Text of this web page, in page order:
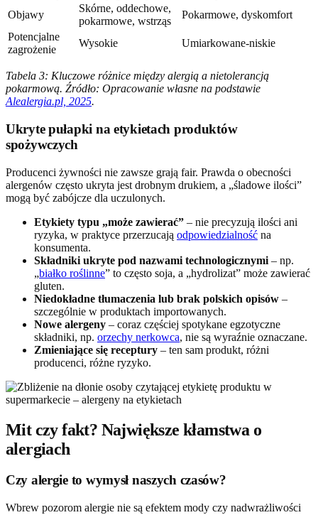
Objawy
Skórne, oddechowe,
pokarmowe, wstrząs
Pokarmowe, dyskomfort
Potencjalne
zagrożenie
Wysokie Umiarkowane-niskie
Tabela 3: Kluczowe różnice między alergią a nietolerancją
pokarmową. Źródło: Opracowanie własne na podstawie
Alealergia.pl, 2025.
Ukryte pułapki na etykietach produktów
spożywczych
Producenci żywności nie zawsze grają fair. Prawda o obecności
alergenów często ukryta jest drobnym drukiem, a „śladowe ilości”
mogą być zabójcze dla uczulonych.
Etykiety typu „może zawierać” – nie precyzują ilości ani
ryzyka, w praktyce przerzucają odpowiedzialność na
konsumenta.
Składniki ukryte pod nazwami technologicznymi – np.
„białko roślinne” to często soja, a „hydrolizat” może zawierać
gluten.
Niedokładne tłumaczenia lub brak polskich opisów –
szczególnie w produktach importowanych.
Nowe alergeny – coraz częściej spotykane egzotyczne
składniki, np. orzechy nerkowca, nie są wyraźnie oznaczane.
Zmieniające się receptury – ten sam produkt, różni
producenci, różne ryzyko.
Mit czy fakt? Największe kłamstwa o
alergiach
Czy alergie to wymysł naszych czasów?
Wbrew pozorom alergie nie są efektem mody czy nadwrażliwości